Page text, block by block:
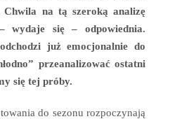
na tą szeroką analizę
wydaje się – odpowiednia.
już emocjonalnie do
przeanalizować ostatni
się tej próby.
do sezonu rozpoczynają